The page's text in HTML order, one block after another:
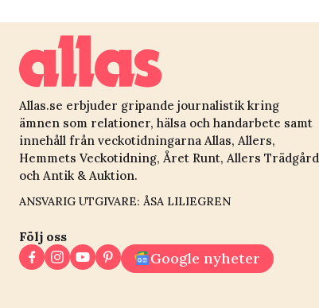
Allas.se erbjuder gripande journalistik kring
ämnen som relationer, hälsa och handarbete samt
innehåll från veckotidningarna Allas, Allers,
Hemmets Veckotidning, Året Runt, Allers Trädgård
och Antik & Auktion.
ANSVARIG UTGIVARE: ÅSA LILIEGREN
Följ oss
Google nyheter